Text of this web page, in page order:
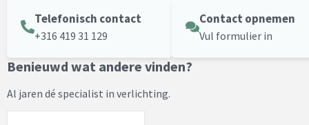
Telefonisch contact
+316 419 31 129
Contact opnemen
Vul formulier in
Benieuwd wat andere vinden?
Al jaren dé specialist in verlichting.